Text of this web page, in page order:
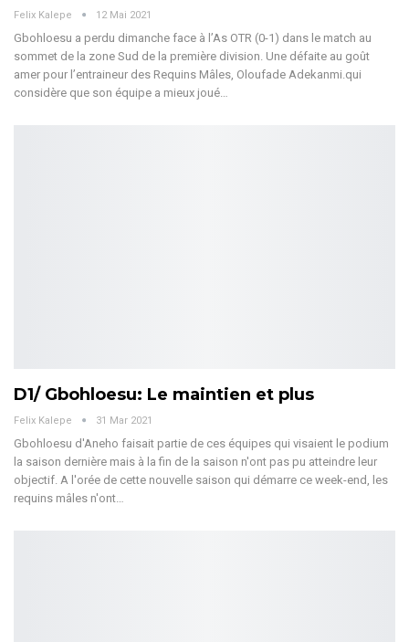
Felix Kalepe 12 Mai 2021
Gbohloesu a perdu dimanche face à l’As OTR (0-1) dans le match au
sommet de la zone Sud de la première division. Une défaite au goût
amer pour l’entraineur des Requins Mâles, Oloufade Adekanmi.qui
considère que son équipe a mieux joué…
D1/ Gbohloesu: Le maintien et plus
Felix Kalepe 31 Mar 2021
Gbohloesu d'Aneho faisait partie de ces équipes qui visaient le podium
la saison dernière mais à la fin de la saison n'ont pas pu atteindre leur
objectif. A l'orée de cette nouvelle saison qui démarre ce week-end, les
requins mâles n'ont…